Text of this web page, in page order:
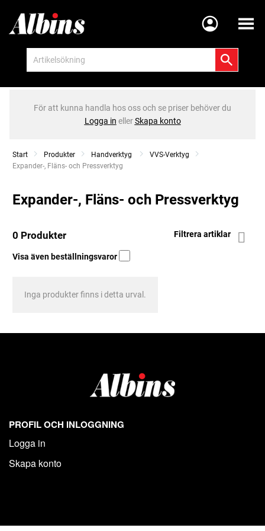
Meny
För att kunna handla hos oss och se priser behöver du
Logga in ellerSkapa konto
Start Produkter Handverktyg
VVS-Verktyg
Current:
Expander-, Fläns- och Pressverktyg
Expander-, Fläns- och Pressverktyg
0 Produkter Filtrera artiklar
Visa även beställningsvaror
Inga produkter finns i detta urval.
PROFIL OCH INLOGGNING
Logga in
Skapa konto